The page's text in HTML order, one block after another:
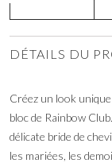
DÉTAILS DU
Créez un look
bloc de Rainbow
délicate bride de
les mariées, les